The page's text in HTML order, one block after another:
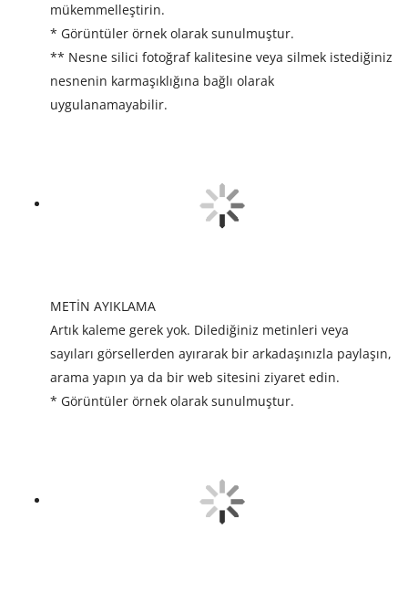
mükemmelleştirin.
* Görüntüler örnek olarak sunulmuştur.
** Nesne silici fotoğraf kalitesine veya silmek istediğiniz
nesnenin karmaşıklığına bağlı olarak
uygulanamayabilir.
METİN AYIKLAMA
Artık kaleme gerek yok. Dilediğiniz metinleri veya
sayıları görsellerden ayırarak bir arkadaşınızla paylaşın,
arama yapın ya da bir web sitesini ziyaret edin.
* Görüntüler örnek olarak sunulmuştur.